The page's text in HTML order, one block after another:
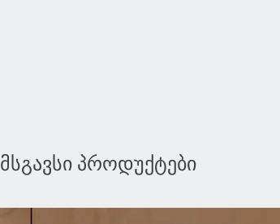
მსგავსი პროდუქტები